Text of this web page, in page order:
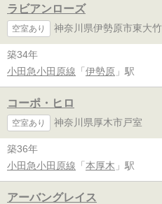
ラビアンローズ
空室あり 神奈川県伊勢原市東大竹
築34年
小田急小田原線 「 伊勢原 」駅
コーポ・ヒロ
空室あり 神奈川県厚木市戸室
築36年
小田急小田原線 「 本厚木 」駅
アーバングレイス